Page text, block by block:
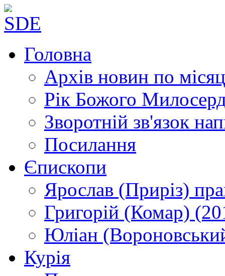
Головна
Архів новин по
Рік Божого
Зворотній зв'язок
Посилання
Єпископи
Ярослав (Приріз)
Григорій (Комар)
Юліан
Курія